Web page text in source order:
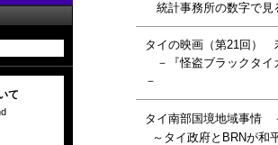
て
統計事務所の数字で見
タイの映画（第21回）
－『怪盗ブラックタイ
－
タイ南部国境地域事情
～タイ政府とBRNが和